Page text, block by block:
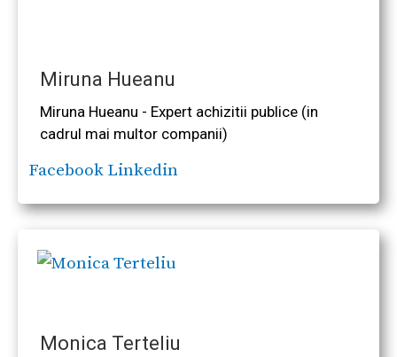
Miruna Hueanu
Miruna Hueanu - Expert achizitii publice (in
cadrul mai multor companii)
Facebook Linkedin
Monica Terteliu